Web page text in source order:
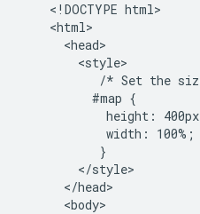
    <!DOCTYPE html>
    <html>
      <head>
        <style>
/* Set the
          #map {
height:
width:
           }
        </style>
      </head>
      <body>